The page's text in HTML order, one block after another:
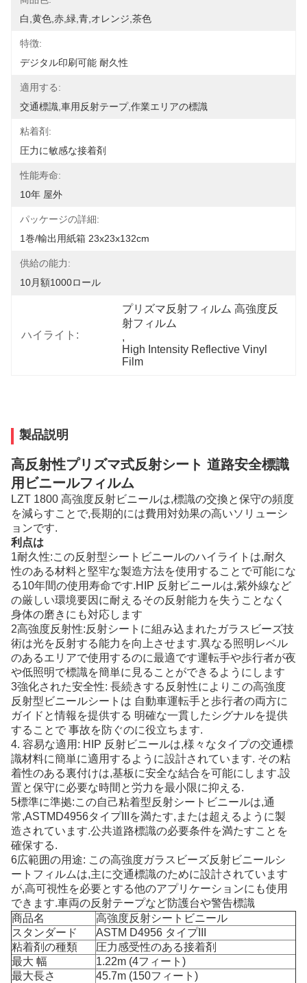
白,黄色,赤,緑,青,オレンジ,茶色
特徴:
デジタル印刷可能 耐久性
適用する:
交通標識,車用反射テープ,作業エリアの標識
粘着剤:
圧力に敏感な接着剤
性能寿命:
10年 屋外
パッケージの詳細:
1巻/輸出用紙箱 23x23x132cm
供給の能力:
10月額1000ロール
ハイライト:
プリズマ反射フィルム 高強度反
射フィルム
,
High Intensity Reflective Vinyl
Film
製品説明
高反射性プリズマ式反射シート 道路安全標識
用ビニールフィルム
LZT 1800 高強度反射ビニールは,標識の交換と保守の頻度
を減らすことで,長期的には費用対効果の高いソリューシ
ョンです.
利点は
1耐久性:この反射型シートビニールのハイライトは,耐久
性のある材料と堅牢な製造方法を使用することで可能にな
る10年間の使用寿命です.HIP 反射ビニールは,紫外線など
の厳しい環境要因に耐えるその反射能力を失うことなく
身体の磨きにも対応します
2高強度反射性:反射シートに組み込まれたガラスビーズ技
術は光を反射する能力を向上させます.異なる照明レベル
のあるエリアで使用するのに最適です運転手や歩行者が夜
や低照明で標識を簡単に見ることができるようにします
3強化された安全性: 長続きする反射性によりこの高強度
反射型ビニールシートは 自動車運転手と歩行者の両方に
ガイドと情報を提供する 明確な一貫したシグナルを提供
することで 事故を防ぐのに役立ちます.
4. 容易な適用: HIP 反射ビニールは,様々なタイプの交通標
識材料に簡単に適用するように設計されています. その粘
着性のある裏付けは,基板に安全な結合を可能にします.設
置と保守に必要な時間と労力を最小限に抑える.
5標準に準拠:この自己粘着型反射シートビニールは,通
常,ASTMD4956タイプIIIを満たす,または超えるように製
造されています.公共道路標識の必要条件を満たすことを
確保する.
6広範囲の用途: この高強度ガラスビーズ反射ビニールシ
ートフィルムは,主に交通標識のために設計されています
が,高可視性を必要とする他のアプリケーションにも使用
できます.車両の反射テープなど防護台や警告標識
商品名
高強度反射シートビニール
スタンダード
ASTM D4956 タイプIII
粘着剤の種類
圧力感受性のある接着剤
最大 幅
1.22m (4フィート)
最大長さ
45.7m (150フィート)